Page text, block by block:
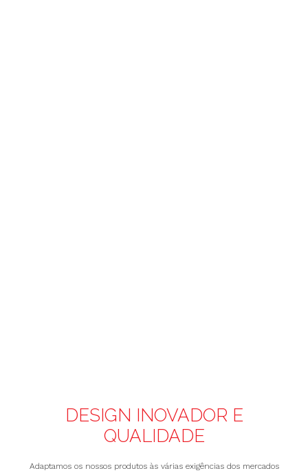
DESIGN INOVADOR E
QUALIDADE
Adaptamos os nossos produtos às várias exigências dos mercados